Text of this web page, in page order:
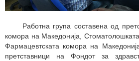
Работна група составена од
комора на Македонија,
Фармацевтската комора на
претставници на Фондот за